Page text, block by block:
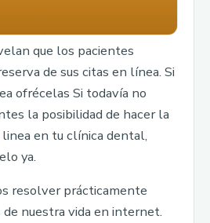
que los pacientes
de sus citas en línea. Si
ofrécelas Si todavía no
la posibilidad de hacer la
en tu clínica dental,
ya.
resolver prácticamente
nuestra vida en internet.